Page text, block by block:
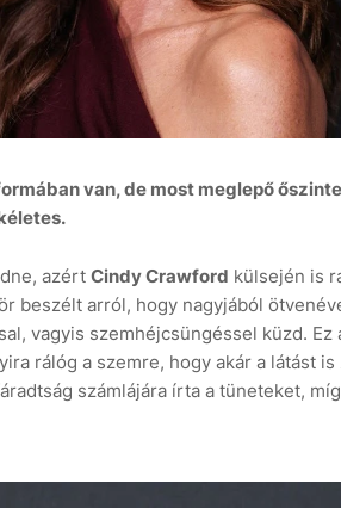
van, de most meglepő
azért Cindy Crawford külsején is
beszélt arról, hogy nagyjából
vagyis szemhéjcsüngéssel küzd. Ez
rálóg a szemre, hogy akár a látást
számlájára írta a tüneteket,
8 aug +31°C